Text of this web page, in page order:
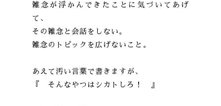
雑念が浮かんできたことに気づいてあげ
て、
その雑念と会話をしない。
雑念のトピックを広げないこと。
あえて汚い言葉で書きますが、
『 そんなやつはシカトしろ！ 』